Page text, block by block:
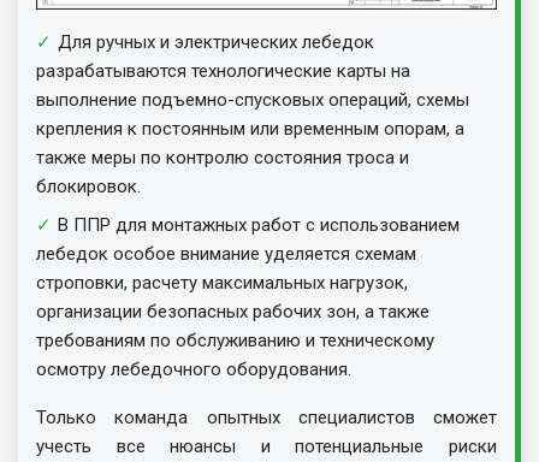
Для ручных и электрических лебедок
разрабатываются технологические карты на
выполнение подъемно-спусковых операций, схемы
крепления к постоянным или временным опорам, а
также меры по контролю состояния троса и
блокировок.
В ППР для монтажных работ с использованием
лебедок особое внимание уделяется схемам
строповки, расчету максимальных нагрузок,
организации безопасных рабочих зон, а также
требованиям по обслуживанию и техническому
осмотру лебедочного оборудования.
Только команда опытных специалистов сможет
учесть все нюансы и потенциальные риски